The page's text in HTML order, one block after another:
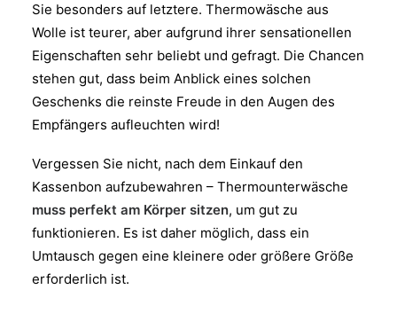
Sie besonders auf letztere. Thermowäsche aus
Wolle ist teurer, aber aufgrund ihrer sensationellen
Eigenschaften sehr beliebt und gefragt. Die Chancen
stehen gut, dass beim Anblick eines solchen
Geschenks die reinste Freude in den Augen des
Empfängers aufleuchten wird!
Vergessen Sie nicht, nach dem Einkauf den
Kassenbon aufzubewahren – Thermounterwäsche
muss perfekt am Körper sitzen, um gut zu
funktionieren. Es ist daher möglich, dass ein
Umtausch gegen eine kleinere oder größere Größe
erforderlich ist.